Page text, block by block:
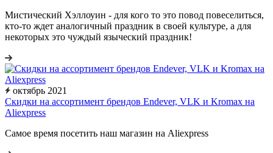
Мистический Хэллоуин - для кого то это повод повеселиться,
кто-то ждет аналогичный праздник в своей культуре, а для
некоторых это чуждый языческий праздник!
октябрь 2021
Скидки на ассортимент брендов Endever, VLK и Kromax на
Aliexpress
Самое время посетить наш магазин на Aliexpress